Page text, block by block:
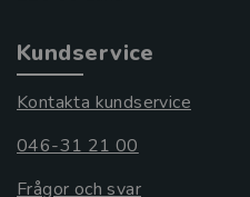
Kundservice
Kontakta kundservice
046-31 21 00
Frågor och svar